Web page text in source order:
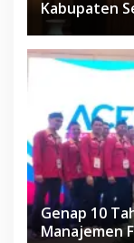
Kabupaten
Genap 10
Manajemen